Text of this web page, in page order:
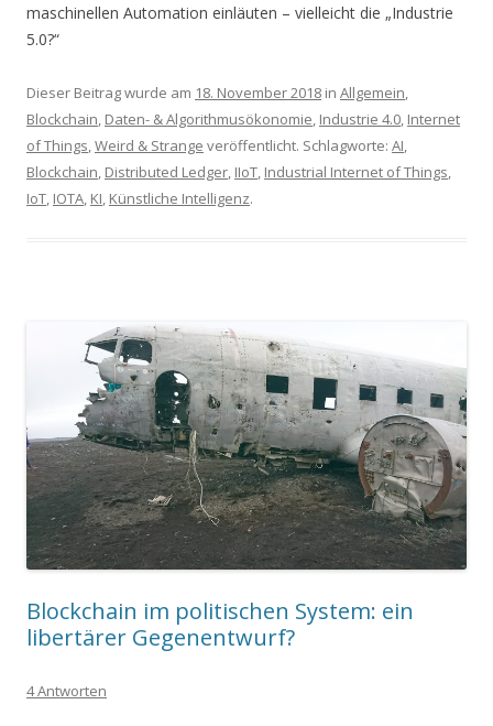
maschinellen Automation einläuten – vielleicht die „Industrie
5.0?“
Dieser Beitrag wurde am 18. November 2018 in Allgemein,
Blockchain, Daten- & Algorithmusökonomie, Industrie 4.0, Internet
of Things,Weird & Strange veröffentlicht. Schlagworte: AI,
Blockchain, Distributed Ledger, IIoT, Industrial Internet of Things,
IoT, IOTA, KI, Künstliche Intelligenz.
Blockchain im politischen System: ein
libertärer Gegenentwurf?
4 Antworten